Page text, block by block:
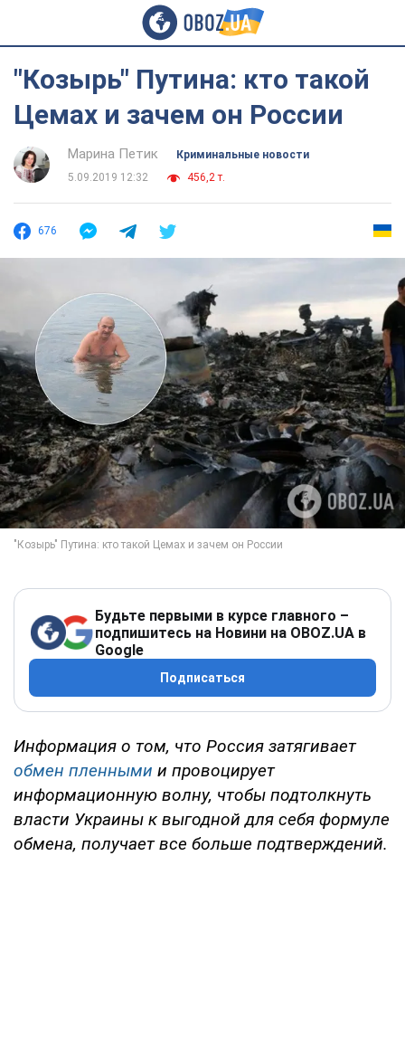
"Козырь" Путина: кто такой
Цемах и зачем он России
Марина Петик
Криминальные новости
5.09.2019 12:32
456,2 т.
676
Будьте первыми в курсе главного –
подпишитесь на Новини на OBOZ.UA в
Google
Подписаться
Информация о том, что Россия затягивает
обмен пленными и провоцирует
информационную волну, чтобы подтолкнуть
власти Украины к выгодной для себя формуле
обмена, получает все больше подтверждений.